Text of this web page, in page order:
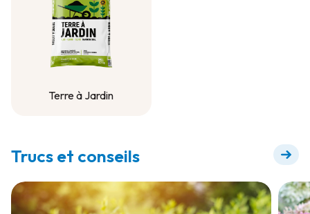
Terre à Jardin
Trucs et conseils